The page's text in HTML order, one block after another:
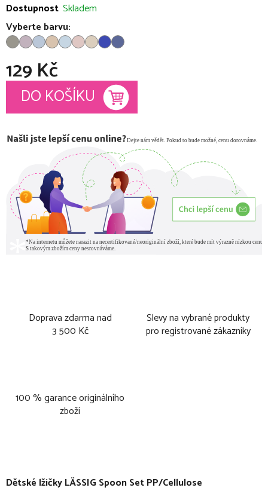
Dostupnost Skladem
Vyberte barvu:
129 Kč
Měrná cena:
DO KOŠÍKU
Doprava zdarma nad
3 500 Kč
Slevy na vybrané produkty
pro registrované zákazníky
100 % garance originálního
zboží
Dětské lžičky LÄSSIG Spoon Set PP/Cellulose